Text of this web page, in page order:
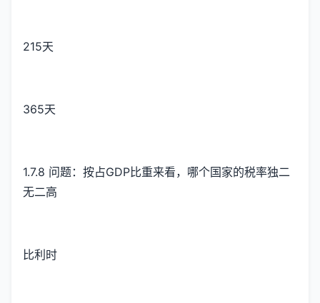
215天
365天
1.7.8 问题：按占GDP比重来看，哪个国家的税率独二
无二高
比利时